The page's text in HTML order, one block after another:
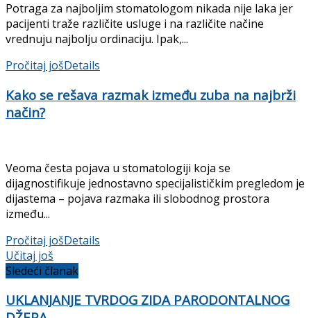
Potraga za najboljim stomatologom nikada nije laka jer
pacijenti traže različite usluge i na različite načine
vrednuju najbolju ordinaciju. Ipak,...
Pročitaj jošDetails
Kako se rešava razmak između zuba na najbrži
način?
Veoma česta pojava u stomatologiji koja se
dijagnostifikuje jednostavno specijalističkim pregledom je
dijastema – pojava razmaka ili slobodnog prostora
između...
Pročitaj jošDetails
Učitaj još
Sledeći članak
UKLANJANJE TVRDOG ZIDA PARODONTALNOG